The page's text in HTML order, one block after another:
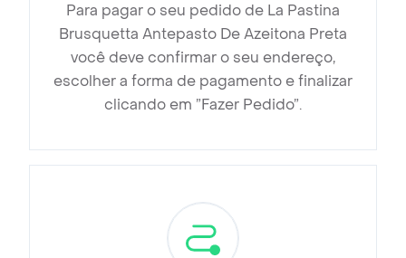
Para pagar o seu pedido de La Pastina
Brusquetta Antepasto De Azeitona Preta
você deve confirmar o seu endereço,
escolher a forma de pagamento e finalizar
clicando em ”Fazer Pedido”.